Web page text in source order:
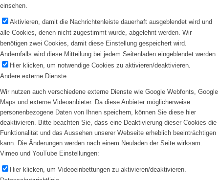
einsehen.
Aktivieren, damit die Nachrichtenleiste dauerhaft ausgeblendet wird und
alle Cookies, denen nicht zugestimmt wurde, abgelehnt werden. Wir
benötigen zwei Cookies, damit diese Einstellung gespeichert wird.
Andernfalls wird diese Mitteilung bei jedem Seitenladen eingeblendet werden.
Hier klicken, um notwendige Cookies zu aktivieren/deaktivieren.
Andere externe Dienste
Wir nutzen auch verschiedene externe Dienste wie Google Webfonts, Google
Maps und externe Videoanbieter. Da diese Anbieter möglicherweise
personenbezogene Daten von Ihnen speichern, können Sie diese hier
deaktivieren. Bitte beachten Sie, dass eine Deaktivierung dieser Cookies die
Funktionalität und das Aussehen unserer Webseite erheblich beeinträchtigen
kann. Die Änderungen werden nach einem Neuladen der Seite wirksam.
Vimeo und YouTube Einstellungen:
Hier klicken, um Videoeinbettungen zu aktivieren/deaktivieren.